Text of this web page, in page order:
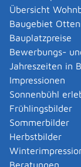
Übersicht
Baugebiet
Bauplatzpreise
Bewerbungs-
Jahreszeiten in
Impressionen
Sonnenbühl
Frühlingsbilder
Sommerbilder
Herbstbilder
Beratungen
Allgemein
anmelden
Als
Als
im